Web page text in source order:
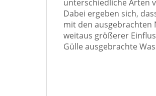
unterschiedliche Arten
Dabei ergeben sich,
mit den ausgebrachten
weitaus größerer
Gülle ausgebrachte